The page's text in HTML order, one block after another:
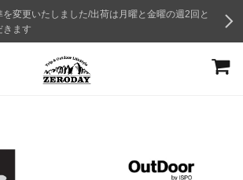
変更いたしました/出荷は月曜と金曜の週2回と
きます